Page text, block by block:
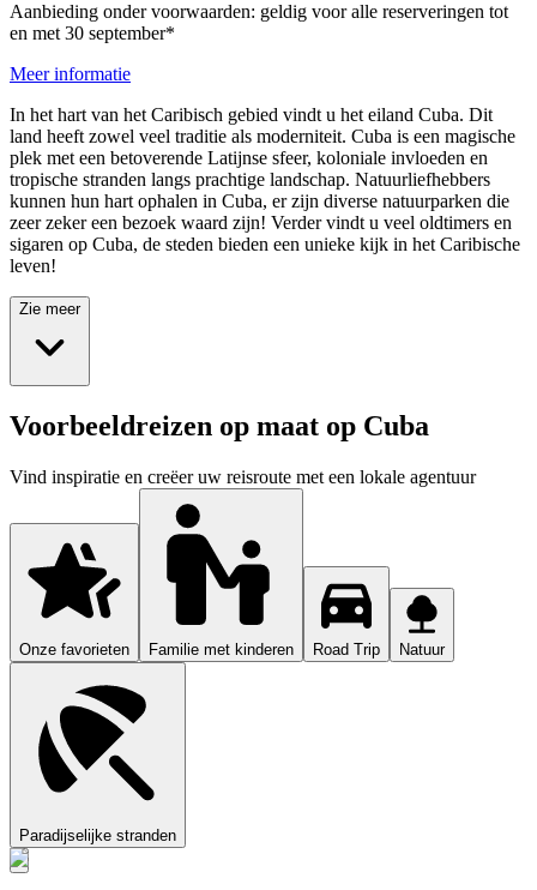
Aanbieding onder voorwaarden: geldig voor alle reserveringen tot
en met 30 september*
Meer informatie
In het hart van het Caribisch gebied vindt u het eiland Cuba. Dit
land heeft zowel veel traditie als moderniteit. Cuba is een magische
plek met een betoverende Latijnse sfeer, koloniale invloeden en
tropische stranden langs prachtige landschap. Natuurliefhebbers
kunnen hun hart ophalen in Cuba, er zijn diverse natuurparken die
zeer zeker een bezoek waard zijn! Verder vindt u veel oldtimers en
sigaren op Cuba, de steden bieden een unieke kijk in het Caribische
leven!
Zie meer
Voorbeeldreizen op maat op Cuba
Vind inspiratie en creëer uw reisroute met een lokale agentuur
Onze favorieten Familie met kinderen Road Trip Natuur
Paradijselijke stranden